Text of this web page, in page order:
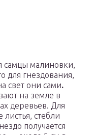
самцы малиновки,
для гнездования,
свет они сами.
на земле в
деревьев. Для
листья, стебли
получается